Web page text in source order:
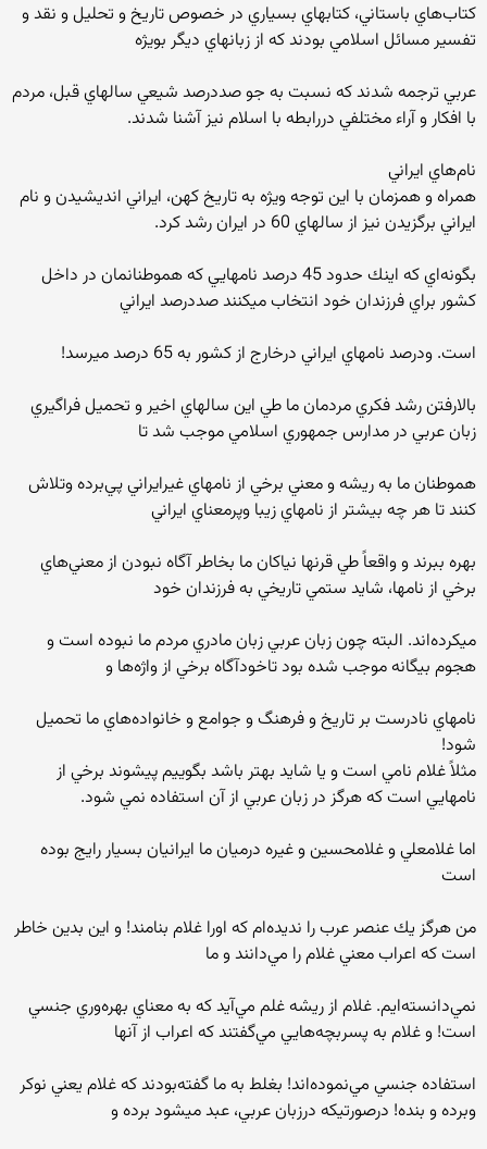
كتاب‌هاي باستاني، كتابهاي بسياري در خصوص تاريخ و تحليل و نقد و
تفسير مسائل اسلامي بودند كه از زبانهاي ديگر بويژه
عربي ترجمه شدند كه نسبت به جو صددرصد شيعي سالهاي قبل، مردم
با افكار و آراء مختلفي دررابطه با اسلام نيز آشنا شدند.
نام‌هاي ايراني
همراه و همزمان با اين توجه ويژه به تاريخ كهن، ايراني انديشيدن و نام
ايراني برگزيدن نيز از سالهاي 60 در ايران رشد كرد.
بگونه‌اي كه اينك حدود 45 درصد نامهايي كه هموطنانمان در داخل
كشور براي فرزندان خود انتخاب ميكنند صددرصد ايراني
است. ودرصد نامهاي ايراني درخارج از كشور به 65 درصد ميرسد!
بالارفتن رشد فكري مردمان ما طي اين سالهاي اخير و تحميل فراگيري
زبان عربي در مدارس جمهوري اسلامي موجب شد تا
هموطنان ما به ريشه و معني برخي از نامهاي غيرايراني پي‌برده وتلاش
كنند تا هر چه بيشتر از نامهاي زيبا وپرمعناي ايراني
بهره ببرند و واقعاً طي قرنها نياكان ما بخاطر آگاه نبودن از معني‌هاي
برخي از نامها، شايد ستمي تاريخي به فرزندان خود
ميكرده‌اند. البته چون زبان عربي زبان مادري مردم ما نبوده است و
هجوم بيگانه موجب شده بود تاخودآگاه برخي از واژه‌ها و
نامهاي نادرست بر تاريخ و فرهنگ و جوامع و خانواده‌هاي ما تحميل
شود!
مثلاً غلام نامي است و يا شايد بهتر باشد بگوييم پيشوند برخي از
نامهايي است كه هرگز در زبان عربي از آن استفاده نمي شود.
اما غلامعلي و غلامحسين و غيره درميان ما ايرانيان بسيار رايج بوده
است
من هرگز يك عنصر عرب را نديده‌ام كه اورا غلام بنامند! و اين بدين خاطر
است كه اعراب معني غلام را مي‌دانند و ما
نمي‌دانسته‌ايم. غلام از ريشه غلم مي‌آيد كه به معناي بهره‌وري جنسي
است! و غلام به پسربچه‌هايي مي‌گفتند كه اعراب از آنها
استفاده جنسي مي‌نموده‌اند! بغلط به ما گفته‌بودند كه غلام يعني نوكر
وبرده و بنده! درصورتيكه درزبان عربي، عبد ميشود برده و